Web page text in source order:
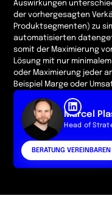
Auswirkungen
der vorhergesagten
Produktsegmenten) zu
automatisierten
somit der Maximierung
Lösung mit nur
oder Maximierung jeder
Beispiel Marge oder
Marcel
Head of
BERATUNG VEREINBAREN